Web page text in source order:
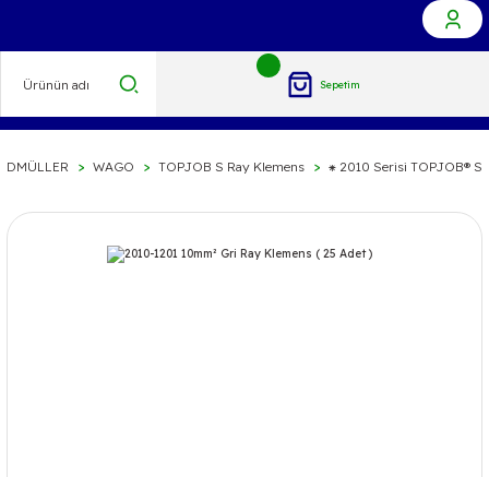
Sepetim
WAGO TOPJOB S Ray Klemens ⁕ 2010 Serisi TOPJOB® S